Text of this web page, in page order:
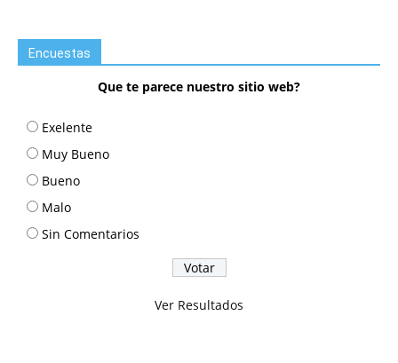
Encuestas
Que te parece nuestro sitio web?
Exelente
Muy Bueno
Bueno
Malo
Sin Comentarios
Ver Resultados